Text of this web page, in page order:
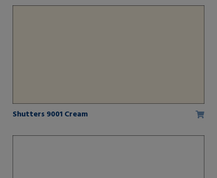
Shutters 9001 Cream